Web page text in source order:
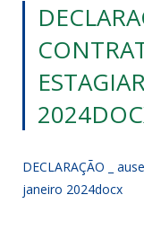
DECLARAÇÃO _
janeiro 2024docx